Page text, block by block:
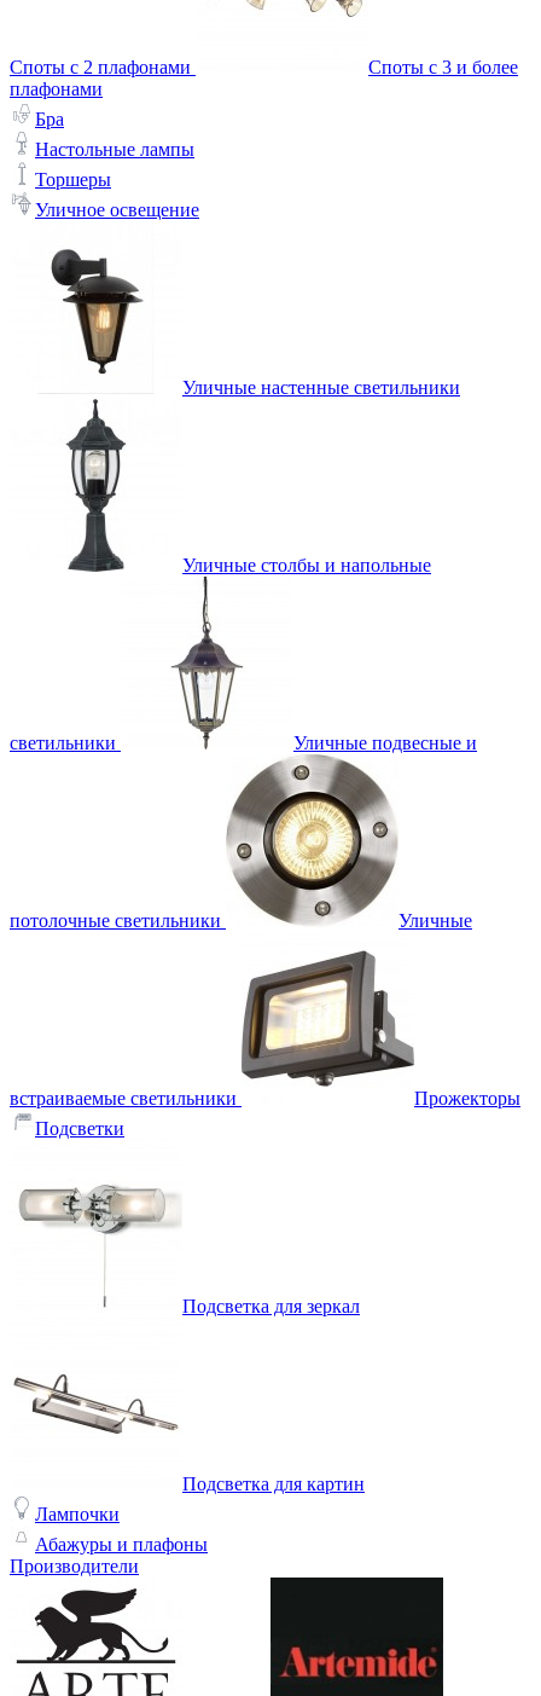
Споты с 2 плафонами
Споты с 3 и более
плафонами
Бра
Настольные лампы
Торшеры
Уличное освещение
Уличные настенные светильники
Уличные столбы и напольные
светильники Уличные подвесные и
потолочные светильники Уличные
встраиваемые светильники
Прожекторы
Подсветки
Подсветка для зеркал
Подсветка для картин
Лампочки
Абажуры и плафоны
Производители